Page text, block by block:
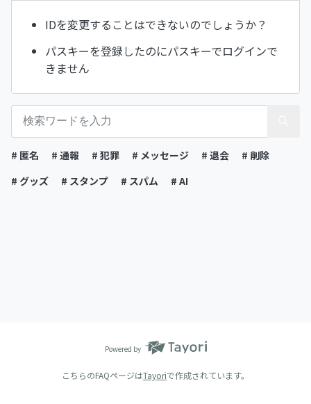
IDを変更することはできないのでしょうか？
パスキーを登録したのにパスキーでログインで
きません
# 匿名 # 通報 # 犯罪 # メッセージ # 退会
# 削除
# グッズ
# スタンプ # スパム # AI
Powered by
こちらのFAQページはTayoriで作成されています。